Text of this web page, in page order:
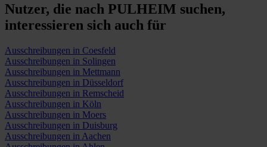
Nutzer, die nach PULHEIM suchen,
interessieren sich auch für
Ausschreibungen in Coesfeld
Ausschreibungen in Solingen
Ausschreibungen in Mettmann
Ausschreibungen in Düsseldorf
Ausschreibungen in Remscheid
Ausschreibungen in Köln
Ausschreibungen in Moers
Ausschreibungen in Duisburg
Ausschreibungen in Aachen